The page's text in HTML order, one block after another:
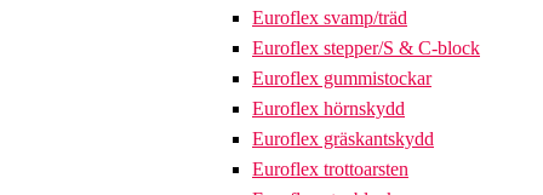
Euroflex svamp/träd
Euroflex stepper/S & C-block
Euroflex gummistockar
Euroflex hörnskydd
Euroflex gräskantskydd
Euroflex trottoarsten